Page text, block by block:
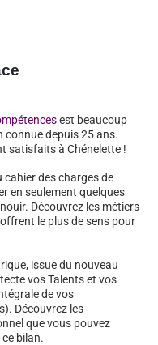
est beaucoup
connue depuis 25 ans.
satisfaits à Chénelette !
des charges de
en seulement quelques
Découvrez les métiers
le plus de sens pour
issue du nouveau
vos Talents et vos
de vos
Découvrez les
que vous pouvez
bilan.